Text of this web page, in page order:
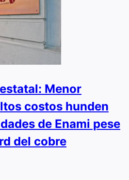
Menor
costos hunden
de Enami pese
del cobre